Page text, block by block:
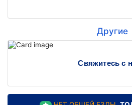
Другие
Свяжитесь с